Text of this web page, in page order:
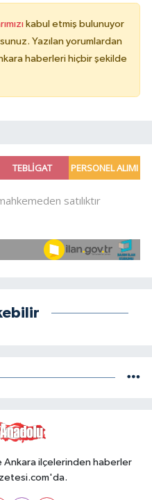
kabul etmiş bulunuyor
Yazılan yorumlardan
haberleri hiçbir şekilde
Ankara ilçelerinden haberler